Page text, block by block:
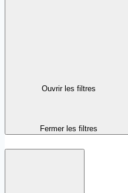
Ouvrir les filtres
Fermer les filtres